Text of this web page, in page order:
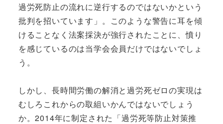
過労死防止の流れに逆行するのではないかという
批判を招いています」。このような警告に耳を傾
けることなく法案採決が強行されたことに、憤り
を感じているのは当学会会員だけではないでしょ
う。
しかし、長時間労働の解消と過労死ゼロの実現は
むしろこれからの取組いかんではないでしょう
か。2014年に制定された「過労死等防止対策推